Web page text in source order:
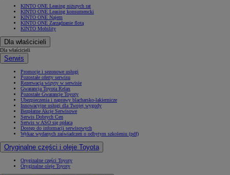
KINTO ONE Leasing niższych rat
KINTO ONE Leasing konsumencki
KINTO ONE Najem
KINTO ONE Zarządzanie flotą
KINTO Mobility
Dla właścicieli
Dla właścicieli
Serwis
Promocje i sezonowe usługi
Pozostałe oferty serwisu
Rezerwacja wizyty w serwisie
Gwarancja Toyota Relax
Pozostałe Gwarancje Toyoty
Ubezpieczenia i naprawy blacharsko-lakiernicze
Innowacyjne usługi dla Twojej wygody
Bezpłatne Akcje Serwisowe
Serwis Dobrych Cen
Serwis w ASO się opłaca
Dostęp do informacji serwisowych
Wykaz wydanych zaświadczeń o odbytym szkoleniu (pdf)
Oryginalne części i oleje Toyota
Oryginalne części Toyoty
Oryginalne oleje Toyoty